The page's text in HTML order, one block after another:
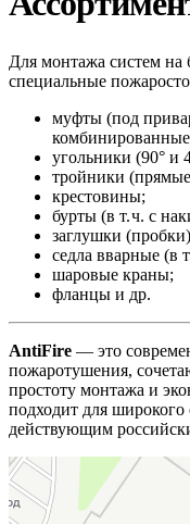
Для монтажа систем на
специальные
муфты (под
угольники (90° и
тройники (прямые
крестовины;
бурты (в т.ч. с
заглушки
седла вварные (в
шаровые краны;
фланцы и др.
AntiFire — это
пожаротушения,
простоту монтажа и
подходит для широкого
действующим